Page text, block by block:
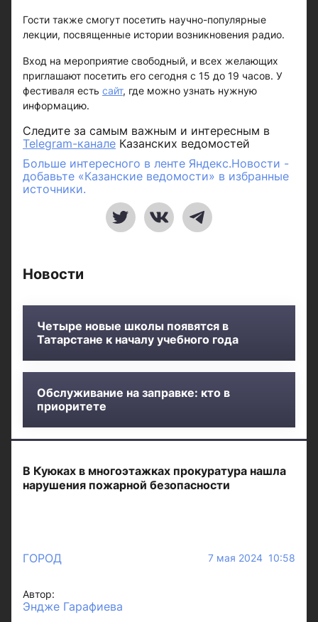
Гости также смогут посетить научно-популярные
лекции, посвященные истории возникновения радио.
Вход на мероприятие свободный, и всех желающих
приглашают посетить его сегодня с 15 до 19 часов. У
фестиваля есть сайт, где можно узнать нужную
информацию.
Следите за самым важным и интересным в
Telegram-канале Казанских ведомостей
Больше интересного в ленте Яндекс.Новости -
добавьте «Казанские ведомости» в избранные
источники.
Новости
Четыре новые школы появятся в
Татарстане к началу учебного года
Обслуживание на заправке: кто в
приоритете
В Куюках в многоэтажках прокуратура нашла
нарушения пожарной безопасности
ГОРОД 7 мая 2024 10:58
Автор:
Эндже Гарафиева